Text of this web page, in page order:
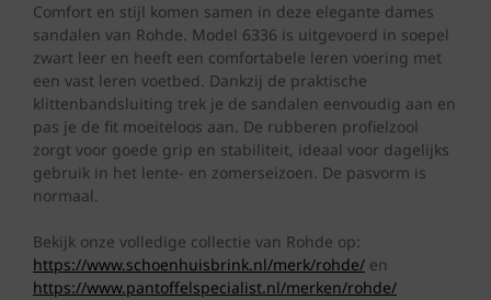
Comfort en stijl komen samen in deze elegante dames
sandalen van Rohde. Model 6336 is uitgevoerd in soepel
zwart leer en heeft een comfortabele leren voering met
een vast leren voetbed. Dankzij de praktische
klittenbandsluiting trek je de sandalen eenvoudig aan en
pas je de fit moeiteloos aan. De rubberen profielzool
zorgt voor goede grip en stabiliteit, ideaal voor dagelijks
gebruik in het lente- en zomerseizoen. De pasvorm is
normaal.
Bekijk onze volledige collectie van Rohde op:
https://www.schoenhuisbrink.nl/merk/rohde/ en
https://www.pantoffelspecialist.nl/merken/rohde/